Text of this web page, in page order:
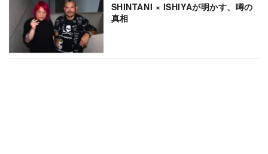
SHINTANI × ISHIYAが明かす、噂の
真相